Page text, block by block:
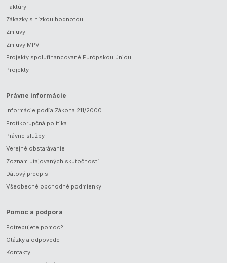
Faktúry
Zákazky s nízkou hodnotou
Zmluvy
Zmluvy MPV
Projekty spolufinancované Európskou úniou
Projekty
Právne informácie
Informácie podľa Zákona 211/2000
Protikorupčná politika
Právne služby
Verejné obstarávanie
Zoznam utajovaných skutočností
Dátový predpis
Všeobecné obchodné podmienky
Pomoc a podpora
Potrebujete pomoc?
Otázky a odpovede
Kontakty